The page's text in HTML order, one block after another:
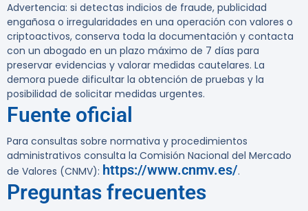
Advertencia: si detectas indicios de fraude, publicidad
engañosa o irregularidades en una operación con valores o
criptoactivos, conserva toda la documentación y contacta
con un abogado en un plazo máximo de 7 días para
preservar evidencias y valorar medidas cautelares. La
demora puede dificultar la obtención de pruebas y la
posibilidad de solicitar medidas urgentes.
Fuente oficial
Para consultas sobre normativa y procedimientos
administrativos consulta la Comisión Nacional del Mercado
de Valores (CNMV): https://www.cnmv.es/.
Preguntas frecuentes